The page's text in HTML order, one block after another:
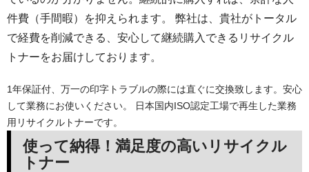
件費（手間暇）を抑えられます。 弊社は、貴社がトータル
で経費を削減できる、安心して継続購入できるリサイクル
トナーをお届けしております。
1年保証付、万一の印字トラブルの際には直ぐに交換致します。安心
して業務にお使いください。 日本国内ISO認定工場で再生した業務
用リサイクルトナーです。
使って納得！満足度の高いリサイクル
トナー